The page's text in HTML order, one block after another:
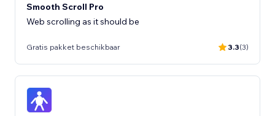
Smooth Scroll Pro
Web scrolling as it should be
Gratis pakket beschikbaar 3.3(3)